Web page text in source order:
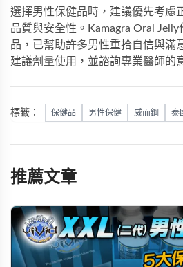
選擇男性保健品時，建議優先考慮
品質與安全性。 Kamagra Oral Jelly
品，已幫助許多男性重拾自信與滿
建議劑量使用，並諮詢專業醫師的
標籤： 保健品 男性保健 威而鋼 泰
推薦文章